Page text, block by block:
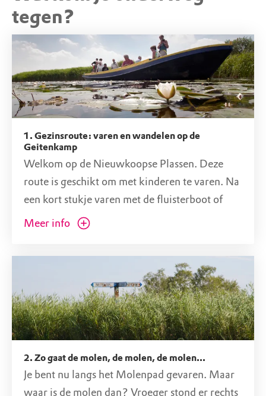
Aanlegsteiger
Dorpsstraat 116, 2421 BC Nieuwkoop (ZH)
tegen?
1. Gezinsroute: varen en wandelen op de
Geitenkamp
Welkom op de Nieuwkoopse Plassen. Deze
route is geschikt om met kinderen te varen. Na
een kort stukje varen met de fluisterboot of
kano, kun je op ontdekkingstocht op het
alle geheimen van de plassen?
De route start bij Jachthaven Plaszicht
(Dorpsstraat 114 in Nieuwkoop), waar je een
kano of fluisterboot kunt huren. De vaar- en
wandelroute is niet gemarkeerd, maar je vindt
een duidelijke beschrijving op de website van
Natuurmonumenten, bij de pagina over de
Meer info
2. Zo gaat de molen, de molen, de molen...
Je bent nu langs het Molenpad gevaren. Maar
waar is de molen dan? Vroeger stond er rechts